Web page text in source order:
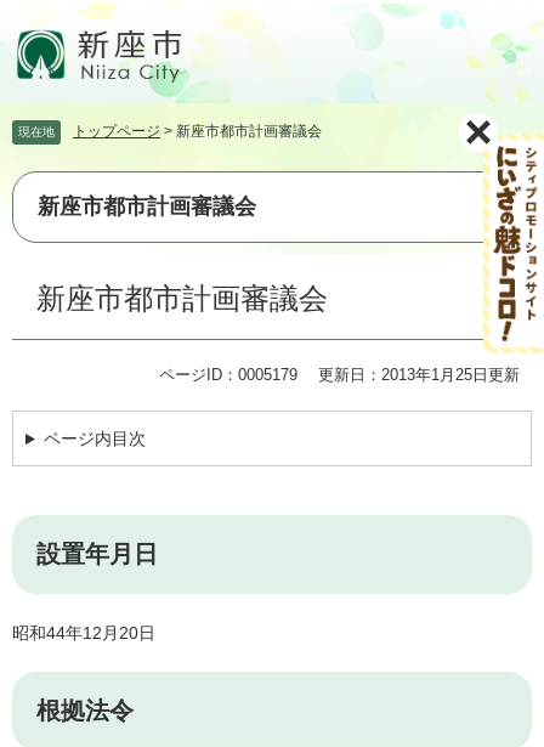
頭
す。
飛
し
て
現在地 トップページ > 新座市都市計画審議会
新座市都市計画審議会
新座市都市計画審議会
ページID：0005179 更新日：2013年1月25日更新
ページ内目次
設置年月日
昭和44年12月20日
根拠法令